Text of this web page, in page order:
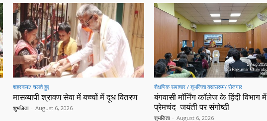
शहरनामा/ चलते हुए
मासव्यापी श्रावण सेवा में बच्चों में दूध वितरण
शुभजिता - August 6, 2026
शैक्षणिक समाचार / शुभजिता क्सासरूम/ रोजगार
बंगवासी मॉर्निंग कॉलेज के हिंदी विभाग में
प्रेमचंद जयंती पर संगोष्ठी
शुभजिता - August 6, 2026